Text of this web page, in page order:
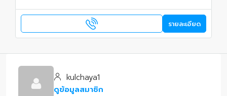
รายละเอียด
kulchaya1
ดูข้อมูลสมาชิก